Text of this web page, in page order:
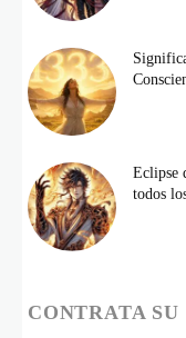
Eclipse
todos
CONTRATA SU